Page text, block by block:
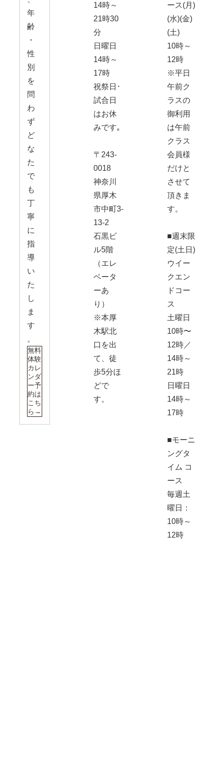
年
齢
・
性
別
を
問
わ
ず
ど
な
た
で
も
丁
寧
に
指
導
い
た
し
ま
す
。
無料
体験
カレ
ンダ
ー予
約は
こち
ら→
14時～
21時30
分
日曜日
14時～
17時
祝祭日･
試合日
はお休
みです｡
〒243-
0018
神奈川
県厚木
市中町3-
13-2
石黒ビ
ル5階
（エレ
ベータ
ーあ
り）
※本厚
木駅北
口を出
て、徒
歩5分ほ
どで
す。
ース(月)
(水)(金)
(土)
10時～
12時
※平日
午前ク
ラスの
御利用
は午前
クラス
会員様
だけと
させて
頂きま
す。
■週末限
定(土日)
ウイー
クエン
ドコー
ス
土曜日
10時〜
12時／
14時～
21時
日曜日
14時～
17時
■モーニ
ングタ
イム コ
ース
毎週土
曜日：
10時～
12時